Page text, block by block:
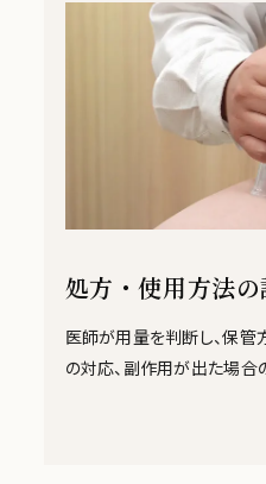
処方・使用方法
医師が用量を判断し、保管
の対応、副作用が出た場合